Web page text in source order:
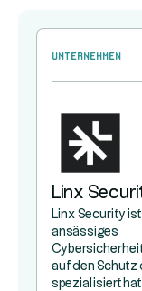
Unternehmen
Linx
Linx Security
ansässiges
auf den Schutz
spezialisiert